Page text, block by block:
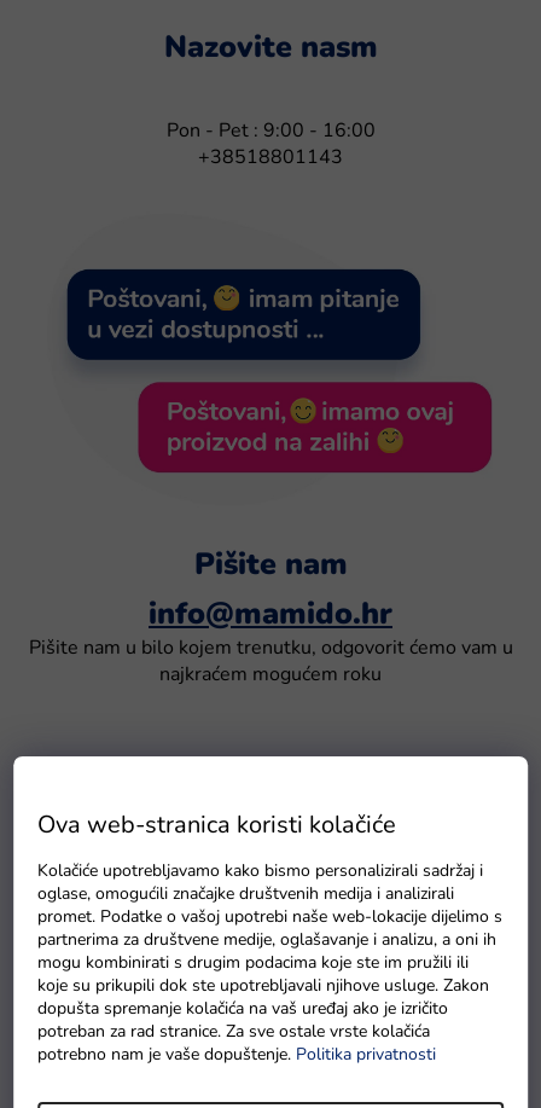
Ova web-stranica koristi kolačiće
Kolačiće upotrebljavamo kako bismo personalizirali sadržaj i
oglase, omogućili značajke društvenih medija i analizirali
promet. Podatke o vašoj upotrebi naše web-lokacije dijelimo s
partnerima za društvene medije, oglašavanje i analizu, a oni ih
mogu kombinirati s drugim podacima koje ste im pružili ili
koje su prikupili dok ste upotrebljavali njihove usluge. Zakon
dopušta spremanje kolačića na vaš uređaj ako je izričito
potreban za rad stranice. Za sve ostale vrste kolačića
potrebno nam je vaše dopuštenje. Politika privatnosti
Nazovite nasm
Pon - Pet : 9:00 - 16:00
+38518801143
Pišite nam
info@mamido.hr
Pišite nam u bilo kojem trenutku, odgovorit ćemo vam u
najkraćem mogućem roku
Hlavní třída 2020/28
737 01, Český Těšín
Društvo je upisano u Trgovački registar koji vodi
Okružni sud u Ostravi, odjeljak C, spis 79322
IČ:08367639
DIČ:CZ08367639